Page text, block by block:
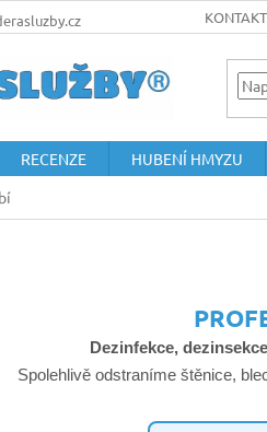
RECENZE HUBENÍ HMYZU
Dezinfekce,
Spolehlivě odstraníme štěnice,